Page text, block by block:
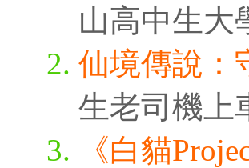
山高中生大
仙境傳說：
生老司機上
《白貓